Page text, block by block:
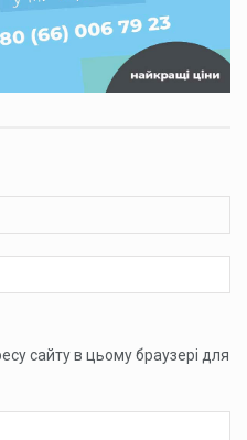
сайту в цьому браузері для